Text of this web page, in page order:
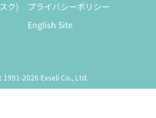
ク)
プライバシーポリシー
English Site
2026 Exseli Co., Ltd.